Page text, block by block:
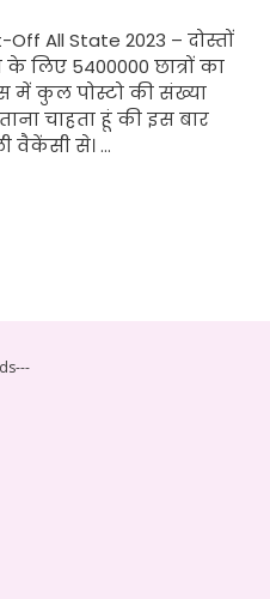
All State 2023 – दोस्तों
के लिए 5400000 छात्रों का
में कुल पोस्टो की संख्या
चाहता हूं की इस बार
वैकेंसी से। ...